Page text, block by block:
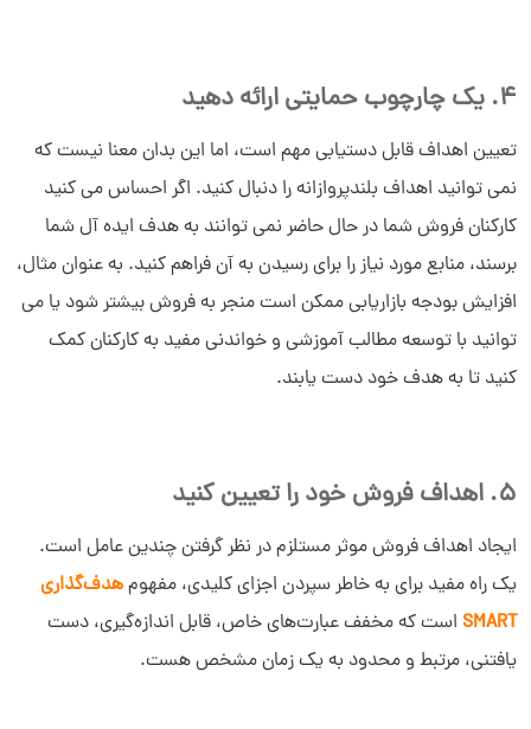
4. یک چارچوب حمایتی ارائه دهید
تعیین اهداف قابل دستیابی مهم است، اما این بدان معنا نیست که
نمی توانید اهداف بلندپروازانه را دنبال کنید. اگر احساس می کنید
کارکنان فروش شما در حال حاضر نمی توانند به هدف ایده آل شما
برسند، منابع مورد نیاز را برای رسیدن به آن فراهم کنید. به عنوان مثال،
افزایش بودجه بازاریابی ممکن است منجر به فروش بیشتر شود یا می
توانید با توسعه مطالب آموزشی و خواندنی مفید به کارکنان کمک
کنید تا به هدف خود دست یابند.
5. اهداف فروش خود را تعیین کنید
ایجاد اهداف فروش موثر مستلزم در نظر گرفتن چندین عامل است.
یک راه مفید برای به خاطر سپردن اجزای کلیدی، مفهومهدف‌گذاری
SMART است که مخفف عبارت‌های خاص، قابل اندازه‌گیری، دست
یافتنی، مرتبط و محدود به یک زمان مشخص هست.